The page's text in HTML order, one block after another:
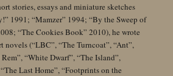
stories, essays and miniature sketches
1991; “Mamzer” 1994; “By the Sweep of
“The Cookies Book” 2010), he wrote
novels (“LBC”, “The Turncoat”, “Ant”,
“White Dwarf”, “The Island”,
Last Home”, “Footprints on the